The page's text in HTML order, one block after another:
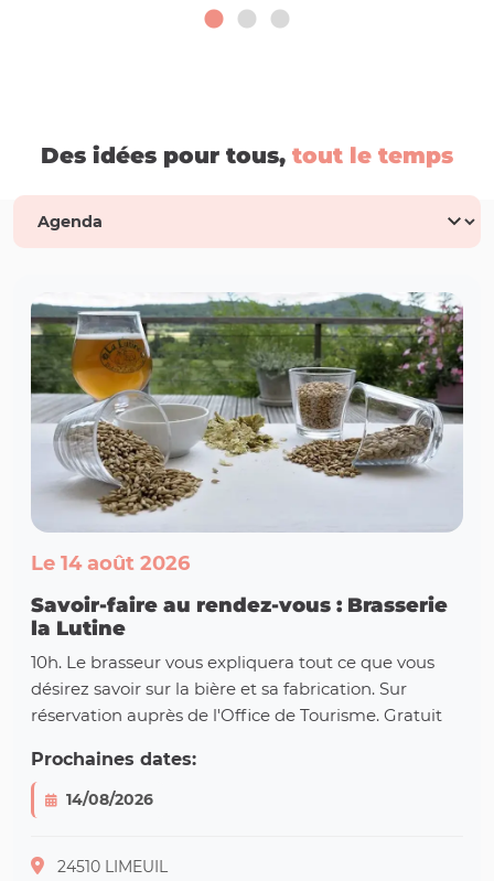
Des idées pour tous, tout le temps
Le 14 août 2026
Savoir-faire au rendez-vous : Brasserie
la Lutine
10h. Le brasseur vous expliquera tout ce que vous
désirez savoir sur la bière et sa fabrication. Sur
réservation auprès de l'Office de Tourisme. Gratuit
Prochaines dates:
14/08/2026
24510 LIMEUIL